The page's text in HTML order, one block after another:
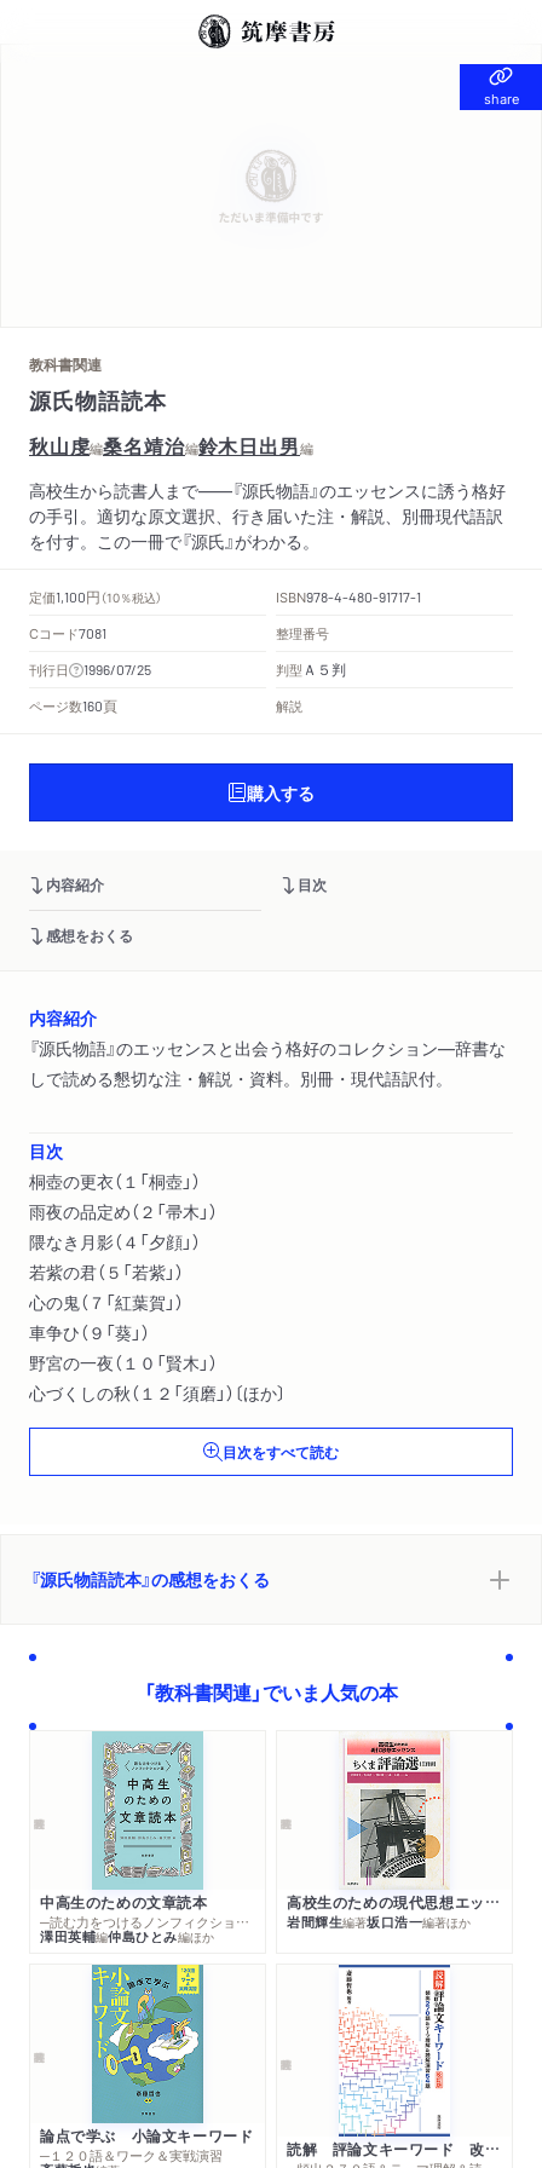
share
share
教科書関連
源氏物語読本
秋山虔編桑名靖治編鈴木日出男編
高校生から読書人まで――『源氏物語』のエッセンスに誘う格好
の手引。適切な原文選択、行き届いた注・解説、別冊現代語訳
を付す。この一冊で『源氏』がわかる。
定価1,100円 （10％税込） ISBN978-4-480-91717-1
Cコード7081
整理番号
刊行日
1996/07/25 判型 Ａ５判
ページ数160頁 解説
購入する
内容紹介 目次
感想をおくる
内容紹介
『源氏物語』のエッセンスと出会う格好のコレクション―辞書な
しで読める懇切な注・解説・資料。別冊・現代語訳付。
目次
桐壺の更衣（１「桐壺」）
雨夜の品定め（２「帚木」）
隈なき月影（４「夕顔」）
若紫の君（５「若紫」）
心の鬼（７「紅葉賀」）
車争ひ（９「葵」）
野宮の一夜（１０「賢木」）
心づくしの秋（１２「須磨」）〔ほか〕
目次をすべて読む
『源氏物語読本』の感想をおくる
「教科書関連」でいま人気の本
中高生のための文章読本
─読む力をつけるノンフィクション選
澤田英輔編仲島ひとみ編ほか
高校生のための現代思想エッセンス ちくま評論選 三訂版
岩間輝生編著坂口浩一編著ほか
論点で学ぶ 小論文キーワード
─１２０語＆ワーク＆実戦演習 読解 評論文キーワード 改訂版